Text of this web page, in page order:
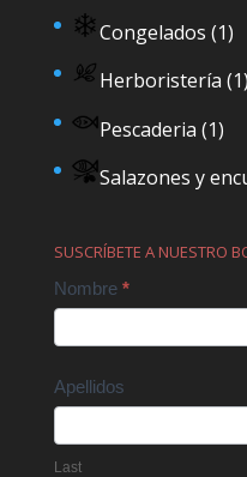
Congelados (1)
Herboristería (1)
Pescaderia (1)
Salazones y
SUSCRÍBETE A NUESTRO
Contact
Nombre *
Apellidos
Last